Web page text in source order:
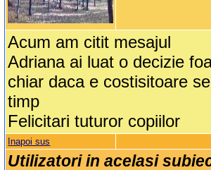
Acum am citit mesajul
Adriana ai luat o decizie
chiar daca e costisitoare
timp
Felicitari tuturor copiilor
Inapoi sus
Utilizatori in acelasi